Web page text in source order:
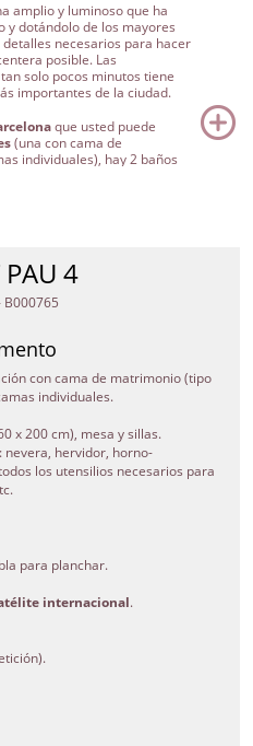
amplio y luminoso que ha
y dotándolo de los mayores
necesarios para hacer
posible. Las
solo pocos minutos tiene
importantes de la ciudad.
que usted puede
(una con cama de
individuales), hay 2 baños
americana totalmente
también esta equipado con
gente de toda la vida y en el
más de la ciudad, al lado
mundial de la Unesco,la
de Sant Pau.
todo tipo de tiendas,
Tiene dos líneas de metro al
facilitar la comunicación
entre las 09.00 horas y
para poder ayudarle y
su estancia en nuestra
4
con cama de matrimonio (tipo
individuales.
x 200 cm), mesa y sillas.
nevera, hervidor, horno-
los utensilios necesarios para
para planchar.
internacional.